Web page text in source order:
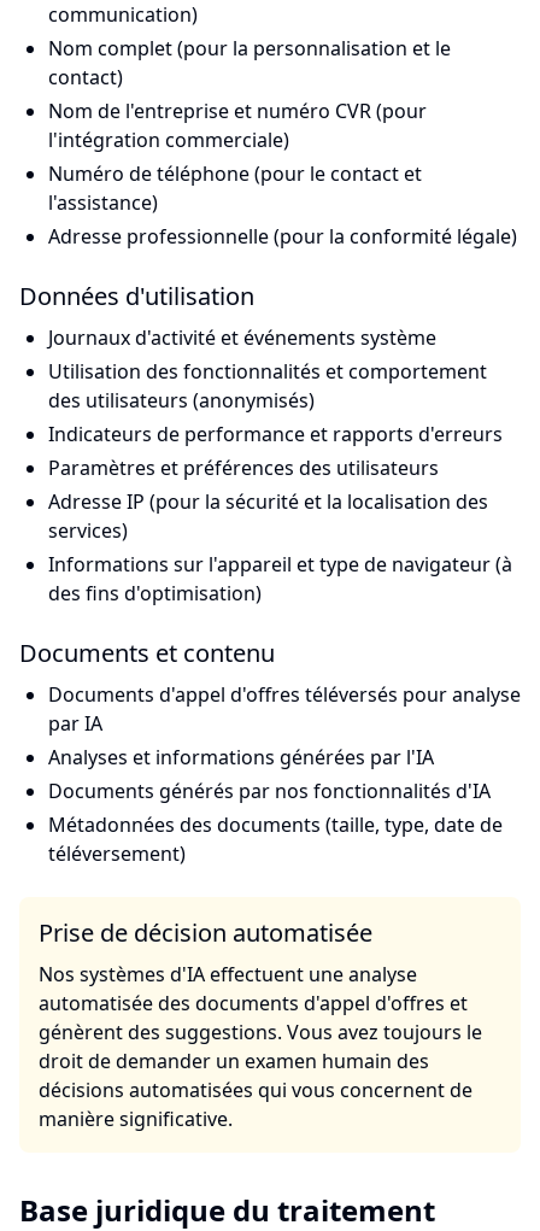
communication)
Nom complet (pour la personnalisation et le
contact)
Nom de l'entreprise et numéro CVR (pour
l'intégration commerciale)
Numéro de téléphone (pour le contact et
l'assistance)
Adresse professionnelle (pour la conformité légale)
Données d'utilisation
Journaux d'activité et événements système
Utilisation des fonctionnalités et comportement
des utilisateurs (anonymisés)
Indicateurs de performance et rapports d'erreurs
Paramètres et préférences des utilisateurs
Adresse IP (pour la sécurité et la localisation des
services)
Informations sur l'appareil et type de navigateur (à
des fins d'optimisation)
Documents et contenu
Documents d'appel d'offres téléversés pour analyse
par IA
Analyses et informations générées par l'IA
Documents générés par nos fonctionnalités d'IA
Métadonnées des documents (taille, type, date de
téléversement)
Prise de décision automatisée
Nos systèmes d'IA effectuent une analyse
automatisée des documents d'appel d'offres et
génèrent des suggestions. Vous avez toujours le
droit de demander un examen humain des
décisions automatisées qui vous concernent de
manière significative.
Base juridique du traitement